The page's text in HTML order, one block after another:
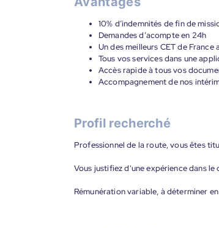
10% d’indemnités de fin de
Demandes d’acompte en 24h
Un des meilleurs CET de France
Tous vos services dans une
Accès rapide à tous vos
Accompagnement de nos
Profil recherché
Professionnel de la route, vous êtes
Vous justifiez d'une expérience dans le
Rémunération variable, à déterminer